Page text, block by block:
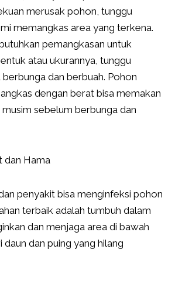
merusak pohon, tunggu
memangkas area yang terkena.
pemangkasan untuk
atau ukurannya, tunggu
dan berbuah. Pohon
dengan berat bisa memakan
sebelum berbunga dan
dan Hama
penyakit bisa menginfeksi pohon
terbaik adalah tumbuh dalam
dan menjaga area di bawah
dan puing yang hilang